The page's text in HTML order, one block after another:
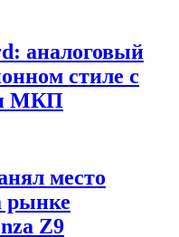
аналоговый
стиле с
МКП
место
рынке
Z9